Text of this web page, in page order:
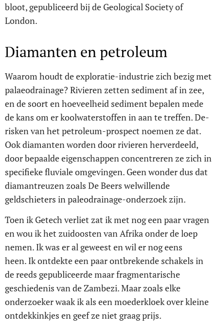
bloot, gepubliceerd bij de Geological Society of
London.
Diamanten en petroleum
Waarom houdt de exploratie-industrie zich bezig met
palaeodrainage? Rivieren zetten sediment af in zee,
en de soort en hoeveelheid sediment bepalen mede
de kans om er koolwaterstoffen in aan te treffen. De-
risken van het petroleum-prospect noemen ze dat.
Ook diamanten worden door rivieren herverdeeld,
door bepaalde eigenschappen concentreren ze zich in
specifieke fluviale omgevingen. Geen wonder dus dat
diamantreuzen zoals De Beers welwillende
geldschieters in paleodrainage-onderzoek zijn.
Toen ik Getech verliet zat ik met nog een paar vragen
en wou ik het zuidoosten van Afrika onder de loep
nemen. Ik was er al geweest en wil er nog eens
heen. Ik ontdekte een paar ontbrekende schakels in
de reeds gepubliceerde maar fragmentarische
geschiedenis van de Zambezi. Maar zoals elke
onderzoeker waak ik als een moederkloek over kleine
ontdekkinkjes en geef ze niet graag prijs.